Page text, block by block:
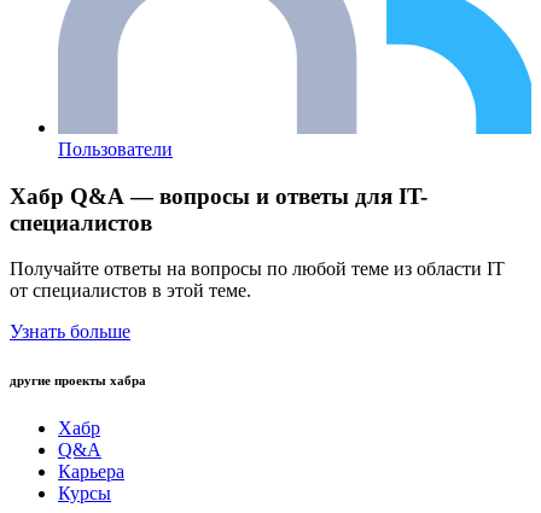
Пользователи
Хабр Q&A — вопросы и ответы для IT-
специалистов
Получайте ответы на вопросы по любой теме из области IT
от специалистов в этой теме.
Узнать больше
другие проекты хабра
Хабр
Q&A
Карьера
Курсы